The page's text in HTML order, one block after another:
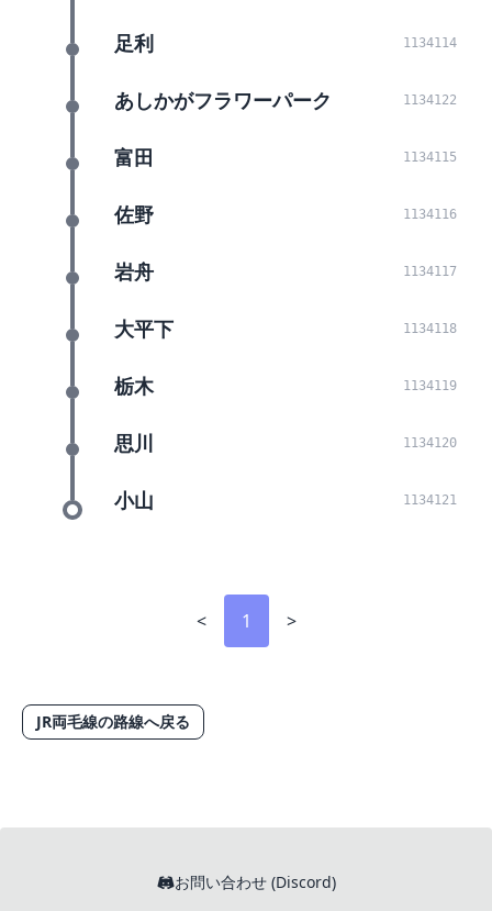
足利 1134114
あしかがフラワーパーク 1134122
富田 1134115
佐野 1134116
岩舟 1134117
大平下 1134118
栃木 1134119
思川 1134120
小山 1134121
< 1 >
JR両毛線の路線へ戻る
お問い合わせ (Discord)